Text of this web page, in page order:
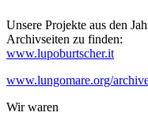
Unsere Projekte aus den
Archivseiten zu finden:
www.lupoburtscher.it
www.lungomare.org/
Wir waren